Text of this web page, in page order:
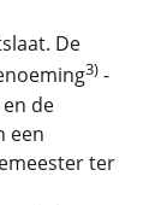
De
3) -
de
een
ter